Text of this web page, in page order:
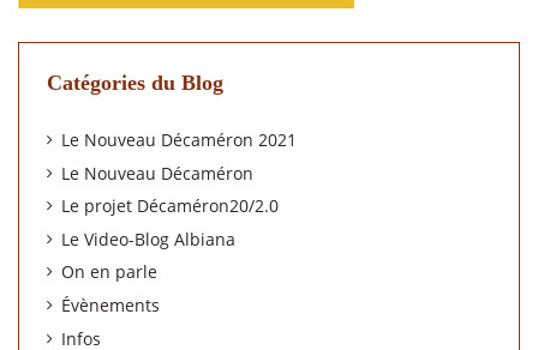
Catégories du Blog
Le Nouveau Décaméron 2021
Le Nouveau Décaméron
Le projet Décaméron20/2.0
Le Video-Blog Albiana
On en parle
Évènements
Infos